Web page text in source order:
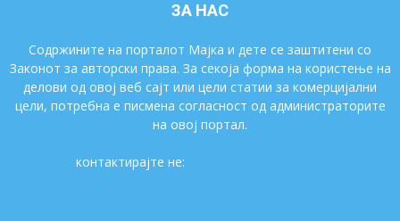
ЗА НАС
Содржините на порталот Мајка и дете се заштитени со
Законот за авторски права. За секоја форма на користење на
делови од овој веб сајт или цели статии за комерцијални
цели, потребна е писмена согласност од администраторите
на овој портал.
контактирајте не: